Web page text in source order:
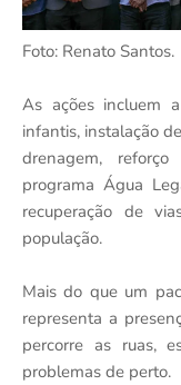
Foto: Renato Santos.
As ações incluem
infantis, instalação
drenagem,
programa Água
recuperação de
população.
Mais do que um
representa a
percorre as ruas,
problemas de perto.